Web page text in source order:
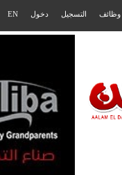
وظائف التسجيل دخول EN